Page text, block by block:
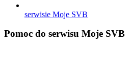
serwisie Moje SVB
Pomoc do serwisu Moje SVB